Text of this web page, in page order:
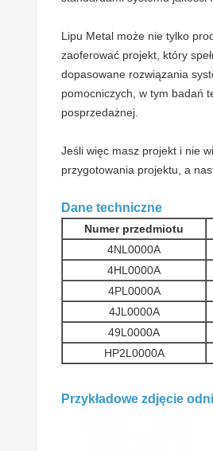
Lipu Metal może nie tylko
zaoferować projekt, który
dopasowane rozwiązania
pomocniczych, w tym badań
posprzedażnej.
Jeśli więc masz projekt i nie
przygotowania projektu, a
Dane techniczne
Numer przedmiotu
4NL0000A
4HL0000A
4PL0000A
4JL0000A
49L0000A
HP2L0000A
Przykładowe zdjęcie